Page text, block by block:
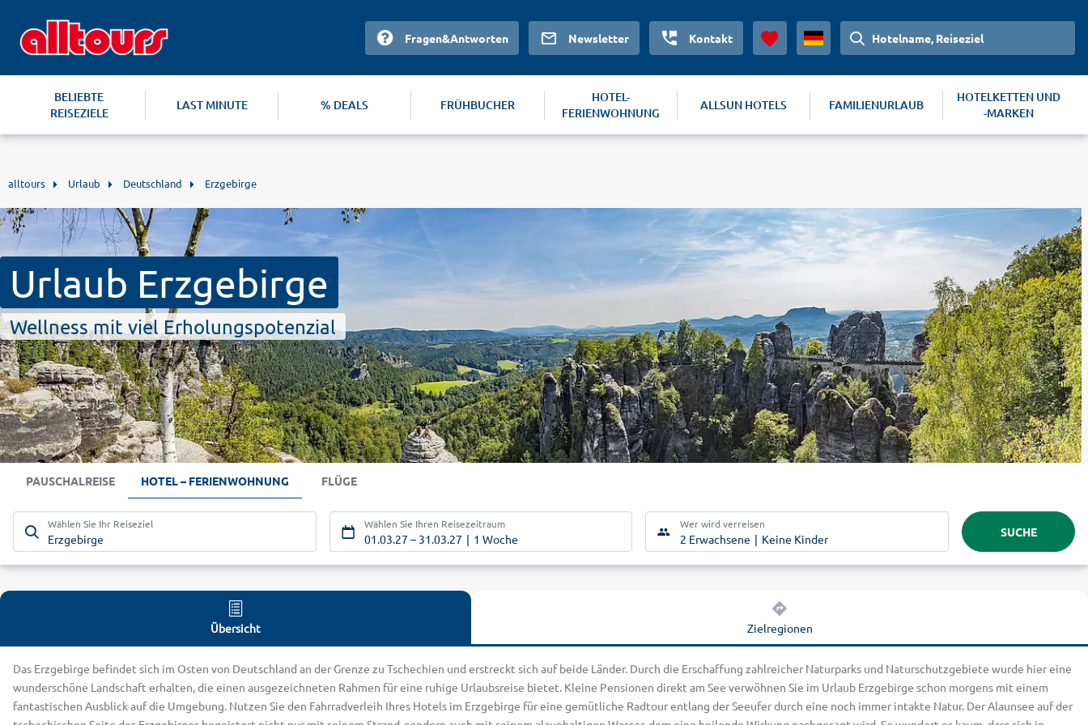
Fragen&Antworten Newsletter Kontakt Hotelname, Reiseziel
BELIEBTE
REISEZIELE
LAST MINUTE % DEALS FRÜHBUCHER
HOTEL-
FERIENWOHNUNG
ALLSUN HOTELS FAMILIENURLAUB
HOTELKETTEN UND
-MARKEN
alltours Urlaub Deutschland Erzgebirge
Urlaub Erzgebirge
Wellness mit viel Erholungspotenzial
PAUSCHALREISE HOTEL – FERIENWOHNUNG FLÜGE
Wählen Sie Ihr Reiseziel
Erzgebirge
Wählen Sie Ihren Reisezeitraum
01.03.27 – 31.03.27 1 Woche
Wer wird verreisen
2 Erwachsene Keine Kinder SUCHE
Übersicht Zielregionen
Das Erzgebirge befindet sich im Osten von Deutschland an der Grenze zu Tschechien und erstreckt sich auf beide Länder. Durch die Erschaffung zahlreicher Naturparks und Naturschutzgebiete wurde hier eine
wunderschöne Landschaft erhalten, die einen ausgezeichneten Rahmen für eine ruhige Urlaubsreise bietet. Kleine Pensionen direkt am See verwöhnen Sie im Urlaub Erzgebirge schon morgens mit einem
fantastischen Ausblick auf die Umgebung. Nutzen Sie den Fahrradverleih Ihres Hotels im Erzgebirge für eine gemütliche Radtour entlang der Seeufer durch eine noch immer intakte Natur. Der Alaunsee auf der